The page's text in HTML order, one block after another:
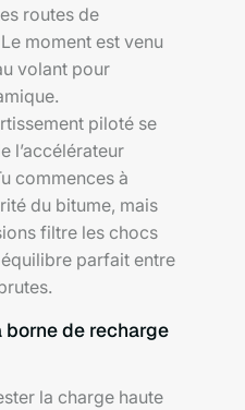
routes de
moment est venu
volant pour
piloté se
l’accélérateur
commences à
du bitume, mais
filtre les chocs
équilibre parfait entre
de recharge
la charge haute